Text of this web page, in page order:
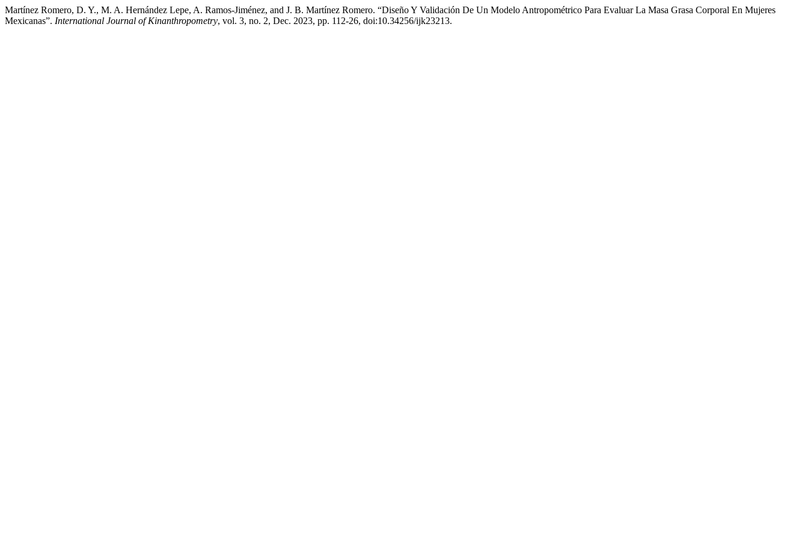
Martínez Romero, D. Y., M. A. Hernández Lepe, A. Ramos-Jiménez, and J. B. Martínez Romero. “Diseño Y Validación De Un Modelo Antropométrico Para Evaluar La Masa Grasa Corporal En Mujeres
Mexicanas”. International Journal of Kinanthropometry, vol. 3, no. 2, Dec. 2023, pp. 112-26, doi:10.34256/ijk23213.